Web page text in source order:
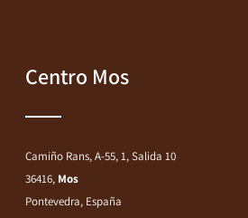
Centro Mos
Camiño Rans, A-55, 1, Salida 10
36416, Mos
Pontevedra, España